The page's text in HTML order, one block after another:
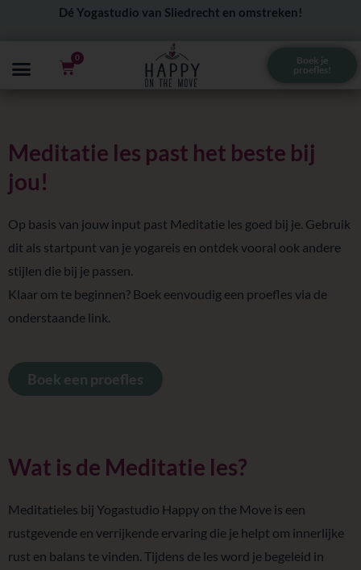
de
Dé Yogastudio van Sliedrecht en omstreken!
Boek je
proefles!
0
Winkelwagen
Meditatie les past het beste bij
jou!
Op basis van jouw input past Meditatie les goed bij je. Gebruik
dit als startpunt van je yogareis en ontdek vooral ook andere
stijlen die bij je passen.
Klaar om te beginnen? Boek eenvoudig een proefles via de
onderstaande link.
Boek een proefles
Wat is de Meditatie les?
Meditatieles bij Yogastudio Happy on the Move is een
rustgevende en verrijkende ervaring die je helpt om innerlijke
rust en balans te vinden. Tijdens de les word je begeleid in